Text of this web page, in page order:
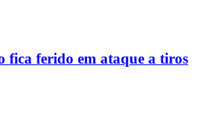
fica ferido em ataque a tiros